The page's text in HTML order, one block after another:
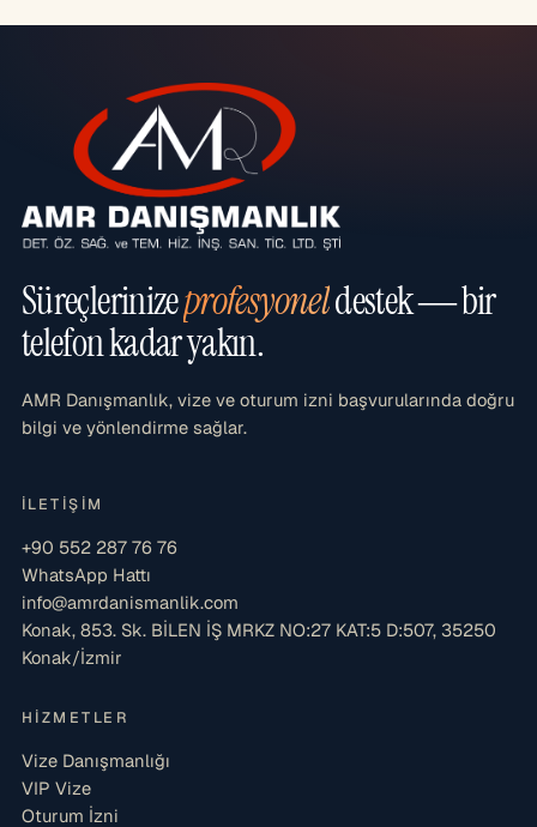
Süreçlerinizeprofesyoneldestek — bir
telefon kadar yakın.
AMR Danışmanlık, vize ve oturum izni başvurularında doğru
bilgi ve yönlendirme sağlar.
İLETIŞIM
+90 552 287 76 76
WhatsApp Hattı
info@amrdanismanlik.com
Konak, 853. Sk. BİLEN İŞ MRKZ NO:27 KAT:5 D:507, 35250
Konak/İzmir
HIZMETLER
Vize Danışmanlığı
VIP Vize
Oturum İzni